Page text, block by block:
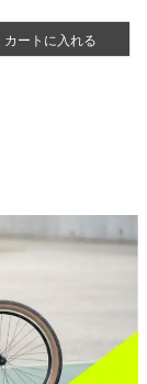
カートに入れる